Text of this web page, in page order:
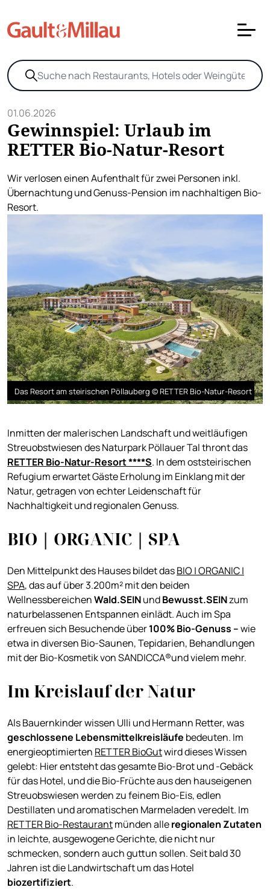
01.06.2026
Gewinnspiel: Urlaub im
RETTER Bio-Natur-Resort
Wir verlosen einen Aufenthalt für zwei Personen inkl.
Übernachtung und Genuss-Pension im nachhaltigen Bio-
Resort.
Das Resort am steirischen Pöllauberg © RETTER Bio-Natur-Resort
Inmitten der malerischen Landschaft und weitläufigen
Streuobstwiesen des Naturpark Pöllauer Tal thront das
RETTER Bio-Natur-Resort ****S. In dem oststeirischen
Refugium erwartet Gäste Erholung im Einklang mit der
Natur, getragen von echter Leidenschaft für
Nachhaltigkeit und regionalen Genuss.
BIO | ORGANIC | SPA
Den Mittelpunkt des Hauses bildet dasBIO | ORGANIC |
SPA, das auf über 3.200m² mit den beiden
WellnessbereichenWald.SEINundBewusst.SEINzum
naturbelassenen Entspannen einlädt. Auch im Spa
erfreuen sich Besuchende über100% Bio-Genuss –wie
etwa in diversen Bio-Saunen, Tepidarien, Behandlungen
mit der Bio-Kosmetik von SANDICCA®und vielem mehr.
Im Kreislauf der Natur
Als Bauernkinder wissen Ulli und Hermann Retter, was
geschlossene Lebensmittelkreisläufe bedeuten. Im
energieoptimierten RETTER BioGutwird dieses Wissen
gelebt: Hier entsteht das gesamte Bio-Brot und -Gebäck
für das Hotel, und die Bio-Früchte aus den hauseigenen
Streuobswiesen werden zu feinem Bio-Eis, edlen
Destillaten und aromatischen Marmeladen veredelt. Im
RETTER Bio-Restaurantmünden alleregionalen Zutaten
in leichte, ausgewogene Gerichte, die nicht nur
schmecken, sondern auch guttun sollen. Seit bald 30
Jahren ist die Landwirtschaft um das Hotel
biozertifiziert.